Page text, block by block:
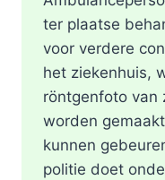
ter plaatse
voor verdere
het ziekenhuis,
röntgenfoto van
worden
kunnen
politie doet